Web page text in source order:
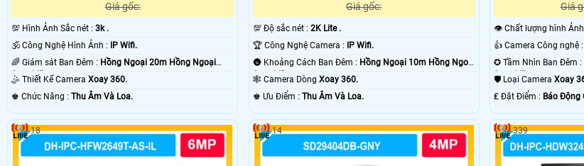
Giá gốc:
💯 Hình Ảnh Sắc nét : 3k .
🕉️ Công Nghệ Hình Ảnh :
IP Wifi.
🌈 Giám sát Ban Đêm : Hồng Ngoại 20m Hồng Ngoại
Smart IR.
🤹 Thiết Kế Camera Xoay 360.
️♚ Chức Năng : Thu Âm Và Loa.
Giá gốc:
💯 Độ sắc nét : 2K Lite .
🏆 Công Nghệ Camera :
IP Wifi.
🌚 Khoảng Cách Ban Đêm : Hồng Ngoại 10m Hồng Ngoại
Smart IR.
🕸️ Camera Dòng Xoay 360.
️♚ Ưu Điểm : Thu Âm Và Loa.
Giá
👁 Chất lượng hình
👍 Camera Công nghệ :
✪ Tầm Nhìn Ban Đêm :
Smart IR.
🛡 Loại CameraXoay
️₤ Đặt Điểm : Báo Động
18 14 339